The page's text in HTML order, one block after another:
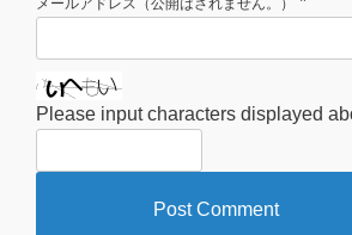
Please input characters displayed